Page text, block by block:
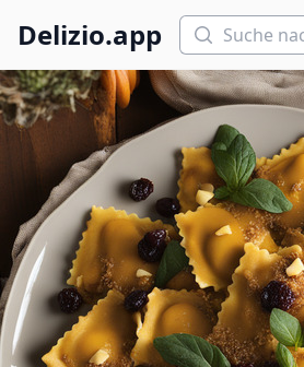
Delizio.app Suchen